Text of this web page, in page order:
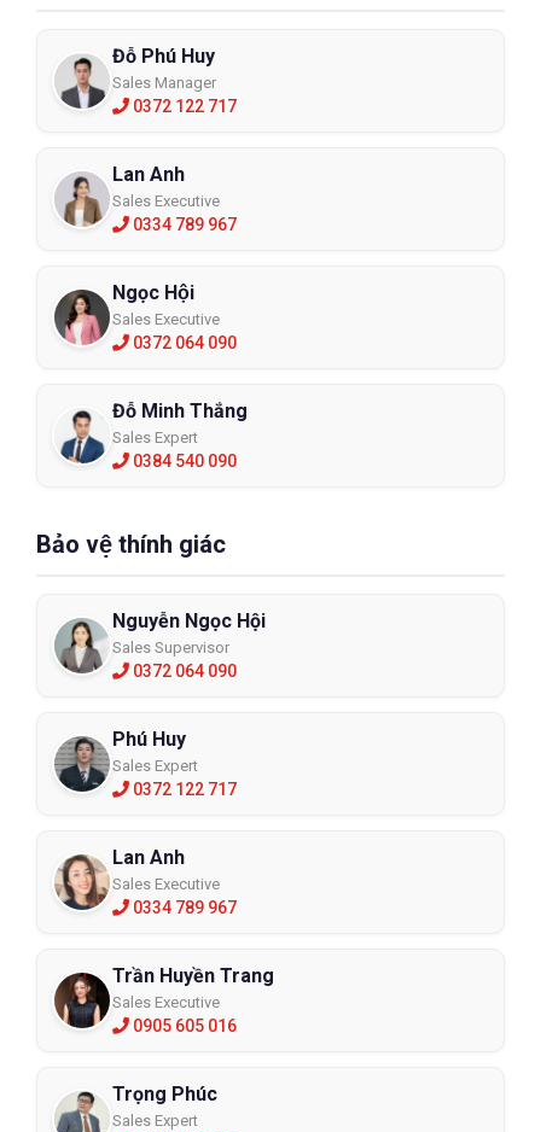
Đỗ Phú Huy
Sales Manager
0372 122 717
Lan Anh
Sales Executive
0334 789 967
Ngọc Hội
Sales Executive
0372 064 090
Đỗ Minh Thắng
Sales Expert
0384 540 090
Bảo vệ thính giác
Nguyễn Ngọc Hội
Sales Supervisor
0372 064 090
Phú Huy
Sales Expert
0372 122 717
Lan Anh
Sales Executive
0334 789 967
Trần Huyền Trang
Sales Executive
0905 605 016
Trọng Phúc
Sales Expert